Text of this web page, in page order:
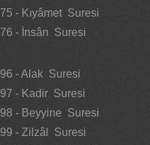
75 - Kıyâmet Suresi
76 - İnsân Suresi
96 - Alak Suresi
97 - Kadir Suresi
98 - Beyyine Suresi
99 - Zilzâl Suresi